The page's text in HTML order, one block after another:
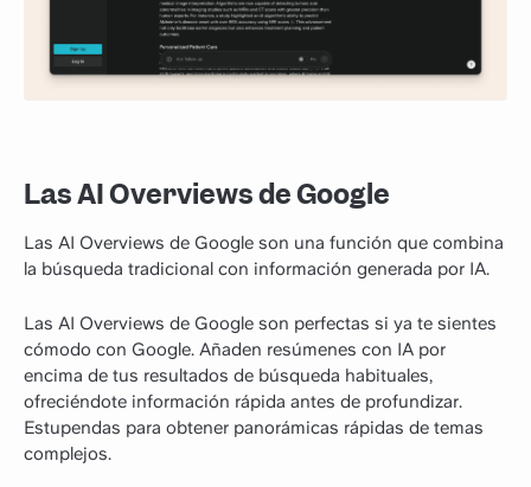
Las AI Overviews de Google
Las AI Overviews de Google son una función que combina
la búsqueda tradicional con información generada por IA.
Las AI Overviews de Google son perfectas si ya te sientes
cómodo con Google. Añaden resúmenes con IA por
encima de tus resultados de búsqueda habituales,
ofreciéndote información rápida antes de profundizar.
Estupendas para obtener panorámicas rápidas de temas
complejos.